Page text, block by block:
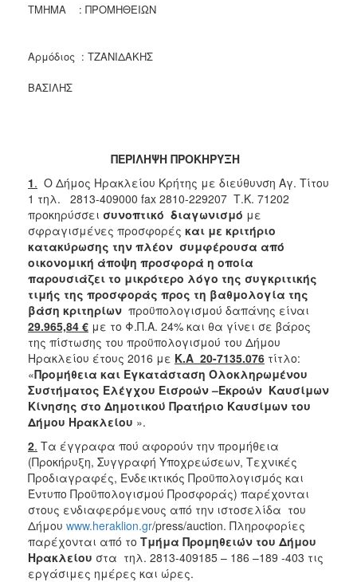
ΤΜΗΜΑ : ΠΡΟΜΗΘΕΙΩΝ
Αρμόδιος : ΤΖΑΝΙΔΑΚΗΣ
ΒΑΣΙΛΗΣ
ΠΕΡΙΛΗΨΗ ΠΡΟΚΗΡΥΞΗ
1. Ο Δήμος Ηρακλείου Κρήτης με διεύθυνση Αγ. Τίτου
1 τηλ. 2813-409000 fax 2810-229207 Τ.Κ. 71202
προκηρύσσει συνοπτικό διαγωνισμό με
σφραγισμένες προσφορές και με κριτήριο
κατακύρωσης την πλέον συμφέρουσα από
οικονομική άποψη προσφορά η οποία
παρουσιάζει το μικρότερο λόγο της συγκριτικής
τιμής της προσφοράς προς τη βαθμολογία της
βάση κριτηρίων προϋπολογισμού δαπάνης είναι
29.965,84 € με το Φ.Π.Α. 24% και θα γίνει σε βάρος
της πίστωσης του προϋπολογισμού του Δήμου
Ηρακλείου έτους 2016 με Κ.Α 20-7135.076 τίτλο:
«Προμήθεια και Εγκατάσταση Ολοκληρωμένου
Συστήματος Ελέγχου Εισροών –Εκροών Καυσίμων
Κίνησης στο Δημοτικού Πρατήριο Καυσίμων του
Δήμου Ηρακλείου ».
2. Τα έγγραφα πού αφορούν την προμήθεια
(Προκήρυξη, Συγγραφή Υποχρεώσεων, Τεχνικές
Προδιαγραφές, Ενδεικτικός Προϋπολογισμός και
Έντυπο Προϋπολογισμού Προσφοράς) παρέχονται
στους ενδιαφερόμενους από την ιστοσελίδα του
Δήμου www.heraklion.gr/press/auction. Πληροφορίες
παρέχονται από το Τμήμα Προμηθειών του Δήμου
Ηρακλείου στα τηλ. 2813-409185 – 186 –189 -403 τις
εργάσιμες ημέρες και ώρες.